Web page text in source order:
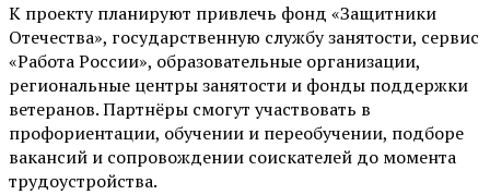
К проекту планируют привлечь фонд «Защитники
Отечества», государственную службу занятости, сервис
«Работа России», образовательные организации,
региональные центры занятости и фонды поддержки
ветеранов. Партнёры смогут участвовать в
профориентации, обучении и переобучении, подборе
вакансий и сопровождении соискателей до момента
трудоустройства.